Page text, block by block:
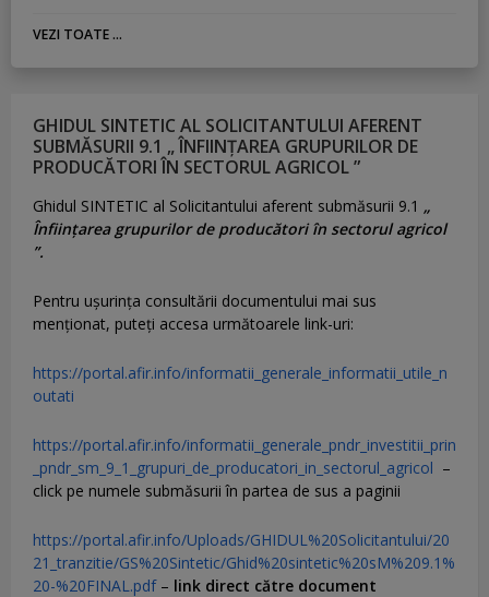
VEZI TOATE ...
GHIDUL SINTETIC AL SOLICITANTULUI AFERENT
SUBMĂSURII 9.1 „ ÎNFIINȚAREA GRUPURILOR DE
PRODUCĂTORI ÎN SECTORUL AGRICOL ”
Ghidul SINTETIC al Solicitantului aferent submăsurii 9.1 „
Înființarea grupurilor de producători în sectorul agricol
”.
Pentru uşurinţa consultării documentului mai sus
menţionat, puteţi accesa următoarele link-uri:
https://portal.afir.info/informatii_generale_informatii_utile_n
outati
https://portal.afir.info/informatii_generale_pndr_investitii_prin
_pndr_sm_9_1_grupuri_de_producatori_in_sectorul_agricol –
click pe numele submăsurii în partea de sus a paginii
https://portal.afir.info/Uploads/GHIDUL%20Solicitantului/20
21_tranzitie/GS%20Sintetic/Ghid%20sintetic%20sM%209.1%
20-%20FINAL.pdf– link direct către document